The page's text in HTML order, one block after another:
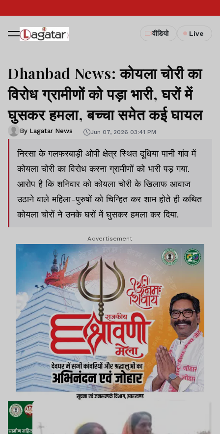
वीडियो Live
Dhanbad News: कोयला चोरी का
विरोध ग्रामीणों को पड़ा भारी, घरों में
घुसकर हमला, बच्चा समेत कई घायल
By Lagatar News Jun 07, 2026 03:41 PM
निरसा के गलफरबाड़ी ओपी क्षेत्र स्थित दूधिया पानी गांव में
कोयला चोरी का विरोध करना ग्रामीणों को भारी पड़ गया.
आरोप है कि शनिवार को कोयला चोरी के खिलाफ आवाज
उठाने वाले महिला-पुरुषों को चिन्हित कर शाम होते ही कथित
कोयला चोरों ने उनके घरों में घुसकर हमला कर दिया.
Advertisement